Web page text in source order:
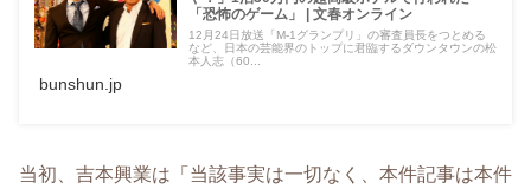
「恐怖のゲーム」 | 文春オンライン
12月24日放送「M-1グランプリ」の審査員長をつとめる
など、日本の芸能界のトップに君臨するダウンタウンの松
本人志（60...
bunshun.jp
当初、吉本興業は「当該事実は一切なく、本件記事は本件